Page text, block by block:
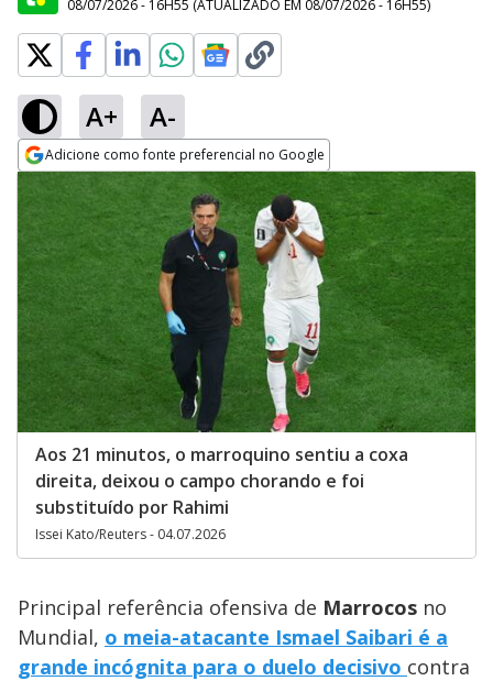
08/07/2026 - 16H55 (ATUALIZADO EM 08/07/2026 - 16H55)
A+ A-
Adicione como fonte preferencial no Google
Opens in new window
Aos 21 minutos, o marroquino sentiu a coxa
direita, deixou o campo chorando e foi
substituído por Rahimi
Issei Kato/Reuters - 04.07.2026
Principal referência ofensiva de Marrocos no
Mundial, o meia-atacante Ismael Saibari é a
grande incógnita para o duelo decisivo contra